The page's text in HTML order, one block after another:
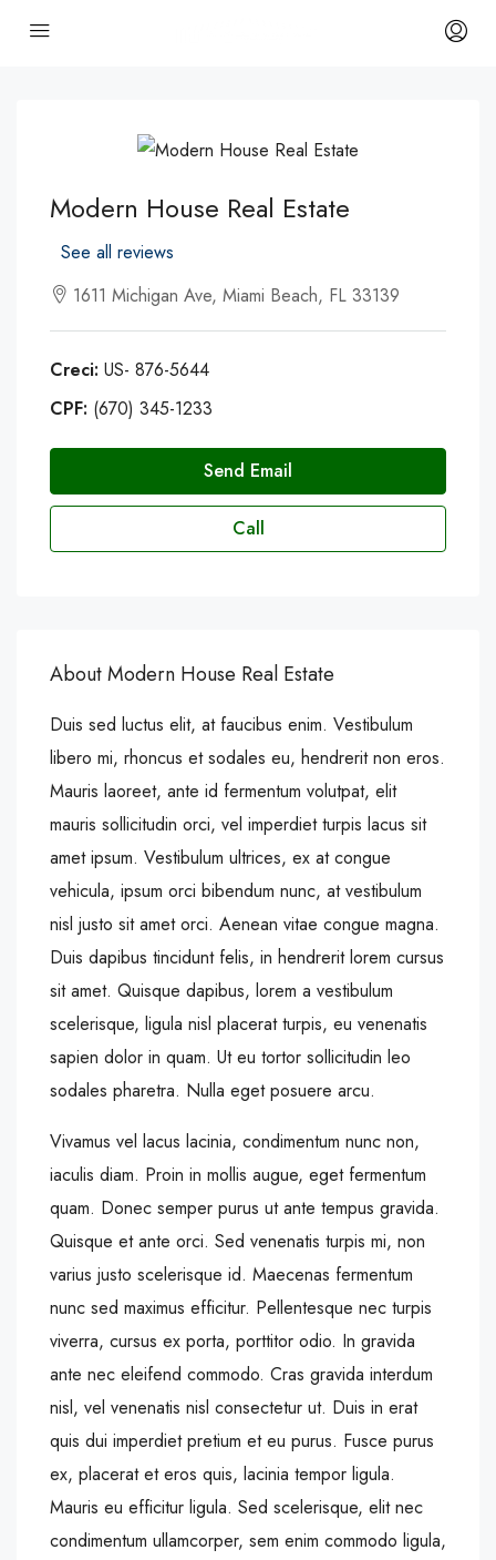
Modern House Real Estate
See all reviews
1611 Michigan Ave, Miami Beach, FL 33139
Creci: US- 876-5644
CPF: (670) 345-1233
Send Email
Call
About Modern House Real Estate
Duis sed luctus elit, at faucibus enim. Vestibulum
libero mi, rhoncus et sodales eu, hendrerit non eros.
Mauris laoreet, ante id fermentum volutpat, elit
mauris sollicitudin orci, vel imperdiet turpis lacus sit
amet ipsum. Vestibulum ultrices, ex at congue
vehicula, ipsum orci bibendum nunc, at vestibulum
nisl justo sit amet orci. Aenean vitae congue magna.
Duis dapibus tincidunt felis, in hendrerit lorem cursus
sit amet. Quisque dapibus, lorem a vestibulum
scelerisque, ligula nisl placerat turpis, eu venenatis
sapien dolor in quam. Ut eu tortor sollicitudin leo
sodales pharetra. Nulla eget posuere arcu.
Vivamus vel lacus lacinia, condimentum nunc non,
iaculis diam. Proin in mollis augue, eget fermentum
quam. Donec semper purus ut ante tempus gravida.
Quisque et ante orci. Sed venenatis turpis mi, non
varius justo scelerisque id. Maecenas fermentum
nunc sed maximus efficitur. Pellentesque nec turpis
viverra, cursus ex porta, porttitor odio. In gravida
ante nec eleifend commodo. Cras gravida interdum
nisl, vel venenatis nisl consectetur ut. Duis in erat
quis dui imperdiet pretium et eu purus. Fusce purus
ex, placerat et eros quis, lacinia tempor ligula.
Mauris eu efficitur ligula. Sed scelerisque, elit nec
condimentum ullamcorper, sem enim commodo ligula,